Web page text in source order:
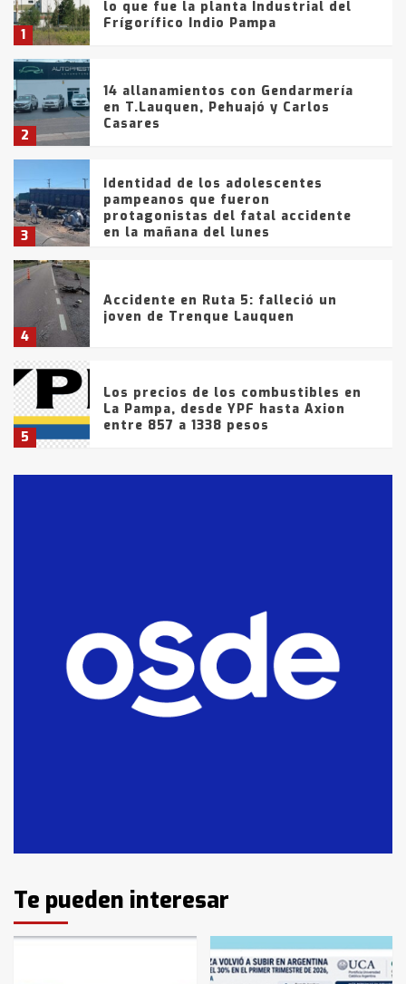
1
lo que fue la planta Industrial del
Frígorífico Indio Pampa
2
14 allanamientos con Gendarmería
en T.Lauquen, Pehuajó y Carlos
Casares
3
Identidad de los adolescentes
pampeanos que fueron
protagonistas del fatal accidente
en la mañana del lunes
4
Accidente en Ruta 5: falleció un
joven de Trenque Lauquen
5
Los precios de los combustibles en
La Pampa, desde YPF hasta Axion
entre 857 a 1338 pesos
fueron detenidos por
comercialización de drogas en la
tarde del sábado
T.Lauquen: se vendió el edificio de
lo que fue la planta Industrial del
3
Identidad de los adolescentes
pampeanos que fueron
en la mañana del lunes
Te pueden interesar